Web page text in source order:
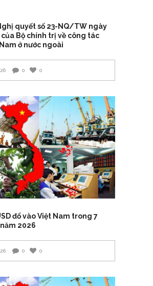
quyết số 23-NQ/TW ngày
Bộ chính trị về công tác
ở nước ngoài
0 0
đổ vào Việt Nam trong 7
2026
0 0